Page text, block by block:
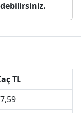
TL